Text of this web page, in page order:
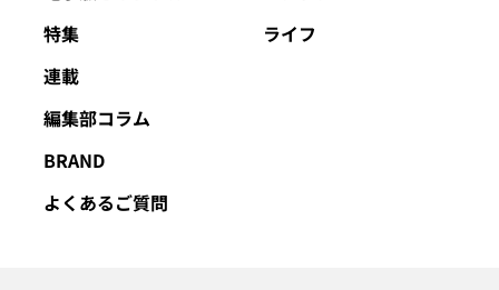
特集
連載
編集部コラム
BRAND
よくあるご質問
ライフ